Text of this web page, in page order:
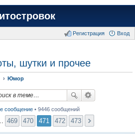
Вход
Регистрация
шутки и прочее
Юмор
сообщение• 9446 сообщений
469 470 471 472 473